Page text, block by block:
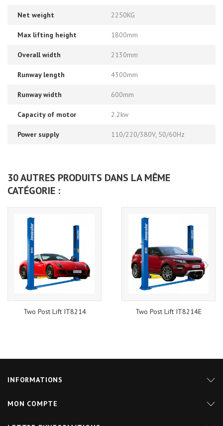
Net weight 2250KG
Max lifting height 1800mm
Overall width 2130mm
Runway length 4300mm
Runway width 600mm
Capacity of motor 2.2kw
Power supply 110/220/380V, 50/60Hz
30 AUTRES PRODUITS DANS LA MÊME
CATÉGORIE :
Two Post Lift IT8214 Two Post Lift IT8214E
INFORMATIONS
MON COMPTE